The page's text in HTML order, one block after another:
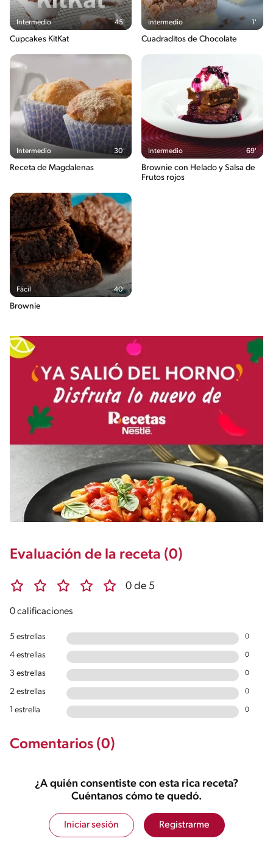
Intermedio 45'
Cupcakes KitKat
Intermedio 1'
Cuadraditos de Chocolate
Intermedio 30'
Receta de Magdalenas
Intermedio 69'
Brownie con Helado y Salsa de
Frutos rojos
Fácil 40'
Brownie
Evaluación de la receta (0)
0 de 5
0 calificaciones
5 estrellas 0
4 estrellas 0
3 estrellas 0
2 estrellas 0
1 estrella 0
Comentarios (0)
¿A quién consentiste con esta rica receta?
Cuéntanos cómo te quedó.
Iniciar sesión Registrarme